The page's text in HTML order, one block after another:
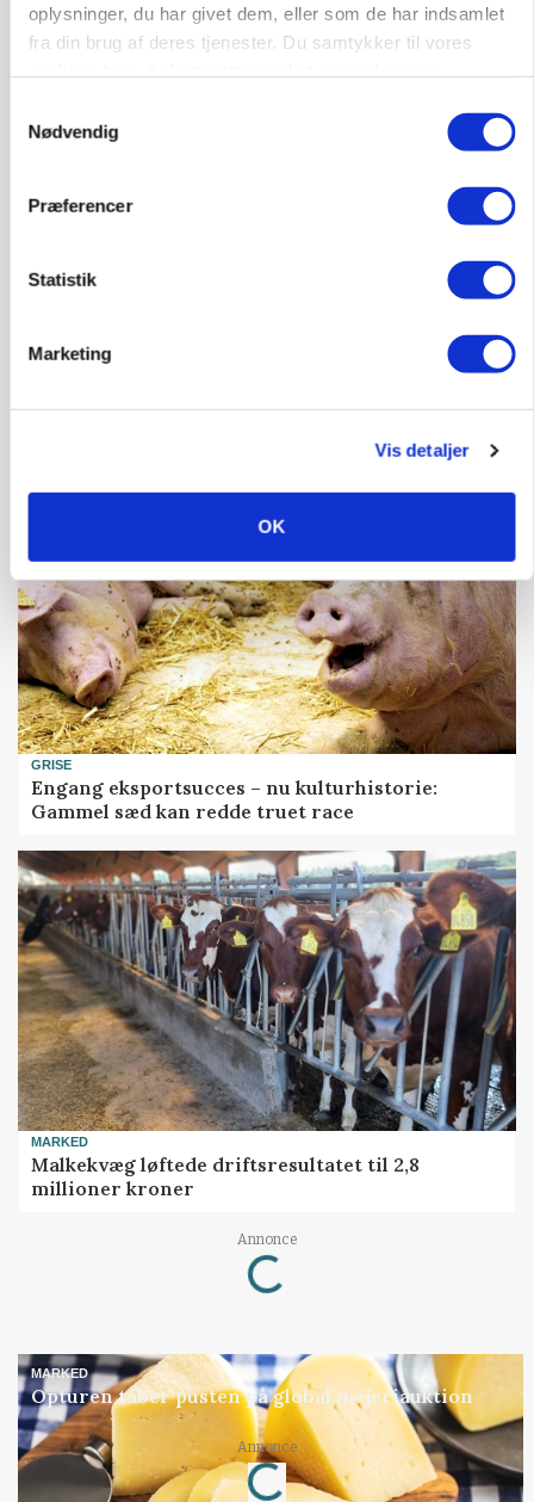
oplysninger, du har givet dem, eller som de har indsamlet
fra din brug af deres tjenester. Du samtykker til vores
Nødvendig
Præferencer
Statistik
Marketing
Vis detaljer
OK
Annonce
Loading...
HØST-TOUR
Danish Agro: Høsten tegner til god kvalitet og
GRISE
Engang eksportsucces – nu kulturhistorie:
Gammel sæd kan redde truet race
MARKED
Malkekvæg løftede driftsresultatet til 2,8
millioner kroner
Annonce
Loading...
MARKED
Opturen taber pusten på global mejeriauktion
Annonce
Loading...